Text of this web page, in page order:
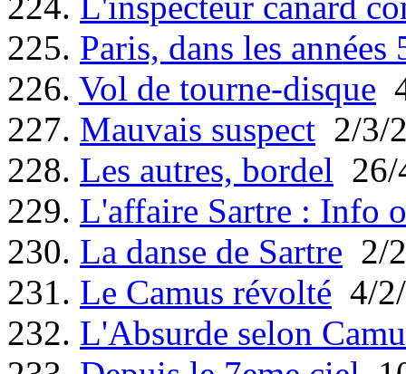
225. Paris, dans les années
226. Vol de tourne-disque
227. Mauvais suspect 2/3/
228. Les autres, bordel
229. L'affaire Sartre : Info
230. La danse de Sartre 2/
231. Le Camus révolté 4/
232. L'Absurde selon